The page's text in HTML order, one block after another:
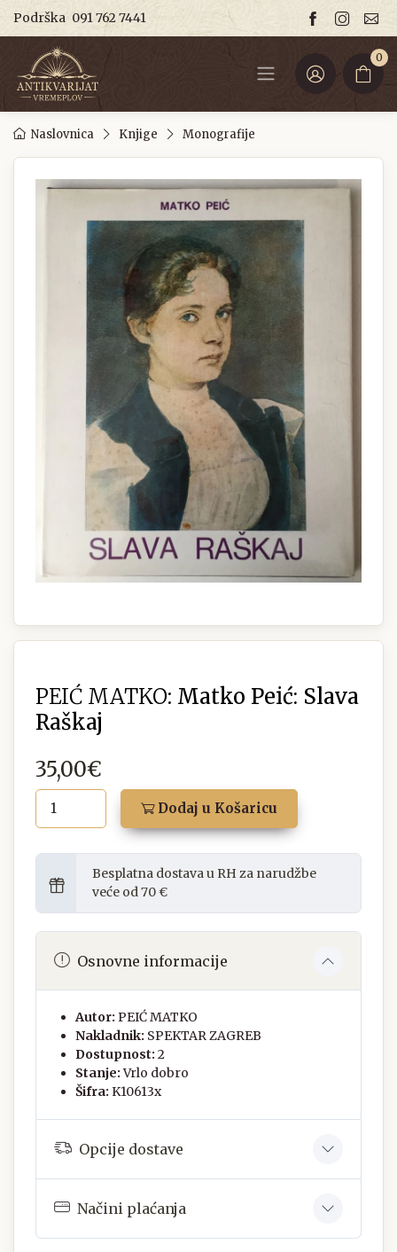
Podrška 091 762 7441
0
Naslovnica Knjige Monografije
PEIĆ MATKO: Matko Peić: Slava
Raškaj
35,00€
Dodaj u Košaricu
Besplatna dostava u RH za narudžbe
veće od 70 €
Osnovne informacije
Autor: PEIĆ MATKO
Nakladnik: SPEKTAR ZAGREB
Dostupnost: 2
Stanje:Vrlo dobro
Šifra: K10613x
Opcije dostave
Načini plaćanja